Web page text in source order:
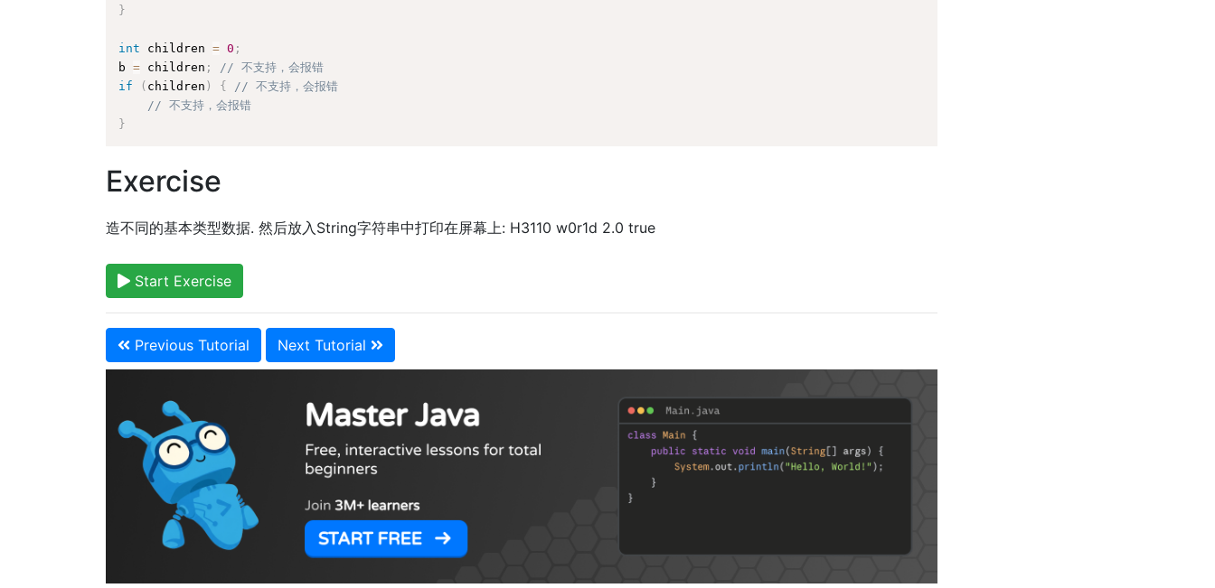
}
int children = 0 ;
b = children ;
// 不支持，会报错
if
( children ) {
// 不支持，会报错
// 不支持，会报错
}
Exercise
造不同的基本类型数据. 然后放入String字符串中打印在屏幕上: H3110 w0r1d 2.0 true
Start Exercise
Previous Tutorial Next Tutorial